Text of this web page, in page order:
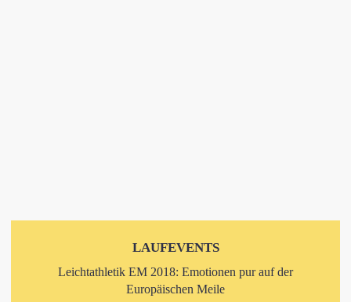
LAUFEVENTS
Leichtathletik EM 2018: Emotionen pur auf der
Europäischen Meile